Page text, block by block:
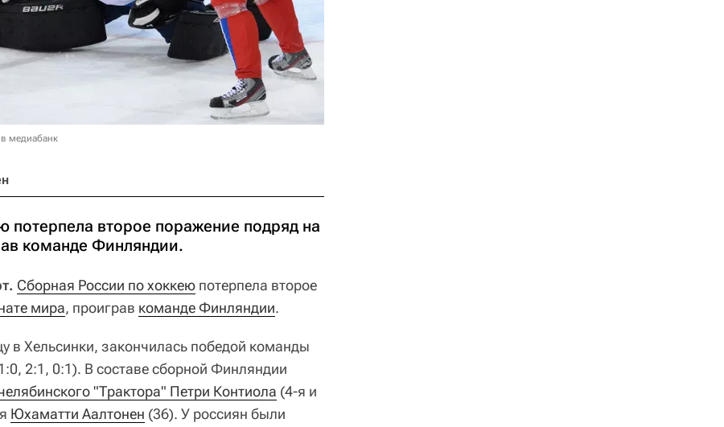
медиабанк
потерпела второе поражение подряд на
команде Финляндии.
Сборная России по хоккею потерпела второе
мира, проиграв команде Финляндии.
в Хельсинки, закончилась победой команды
2:1, 0:1). В составе сборной Финляндии
"Трактора" Петри Контиола (4-я и
Юхаматти Аалтонен (36). У россиян были